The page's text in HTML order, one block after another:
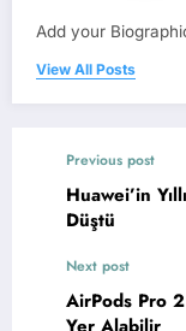
Add your
View All Posts
Previous post
Huawei’in
Düştü
Next post
AirPods Pro
Yer Alabilir